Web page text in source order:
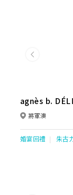
Previous
agnès b.
將軍澳
婚宴回禮 朱古